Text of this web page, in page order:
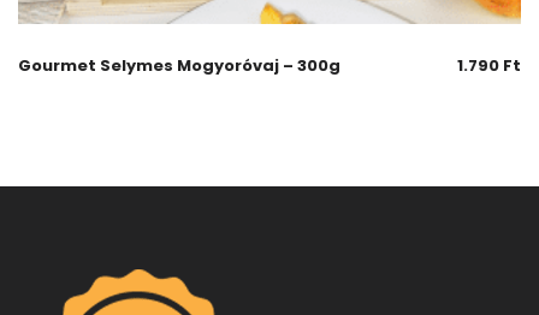
Gourmet Selymes Mogyoróvaj – 300g 1.790 Ft